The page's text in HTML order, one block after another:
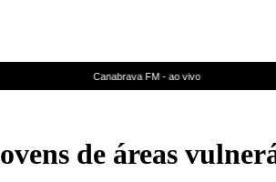
de áreas